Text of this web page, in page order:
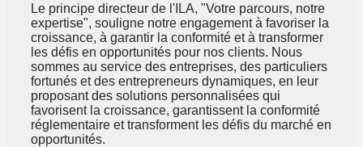
Le principe directeur de l'ILA, "Votre parcours, notre
expertise", souligne notre engagement à favoriser la
croissance, à garantir la conformité et à transformer
les défis en opportunités pour nos clients. Nous
sommes au service des entreprises, des particuliers
fortunés et des entrepreneurs dynamiques, en leur
proposant des solutions personnalisées qui
favorisent la croissance, garantissent la conformité
réglementaire et transforment les défis du marché en
opportunités.